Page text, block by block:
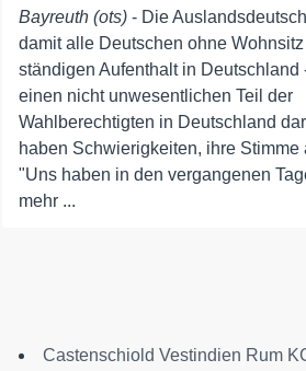
Bayreuth (ots)- Die
damit alle Deutschen ohne
ständigen Aufenthalt in Deutschland
einen nicht unwesentlichen Teil der
Wahlberechtigten in Deutschland
haben Schwierigkeiten, ihre Stimme
"Uns haben in den vergangenen
mehr ...
Castenschiold Vestindien Rum